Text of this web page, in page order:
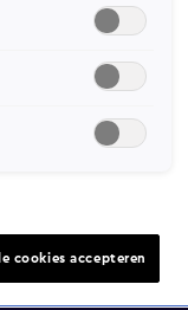
Yorkshire
maken.
soepeltjes.
cookies accepteren